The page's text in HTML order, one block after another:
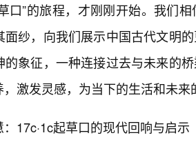
口”的旅程，才刚刚开始。我们
纱，向我们展示中国古代文明
象征，一种连接过去与未来的
激发灵感，为当下的生活和未来
17c·1c起草口的现代回响与启示